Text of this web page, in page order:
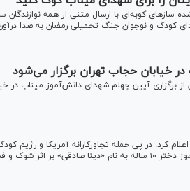
ساز‌های کوبه‌ای با ارسال متنی از همه نوازندگان
کودک و نوجوان جنگ تحمیلی رمضان به صدا
خیابان حجاب تهران برگزار می‌شود
برگزاری آیین چهلم شهدای دانش‌آموز میناب در
کرد: در پی حمله تجاوزکارانه آمریکا و
محدوده خارج از شهر یزد، متأسفانه یک دانش‌آموز دختر ۱۰ ساله به